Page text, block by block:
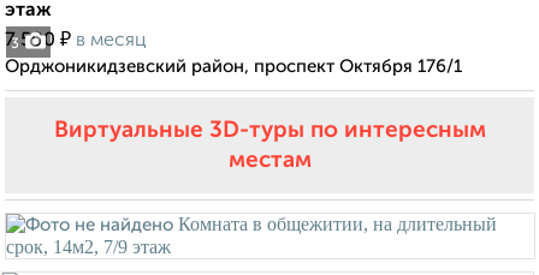
3
этаж
7 500 ₽ в месяц
Орджоникидзевский район, проспект Октября 176/1
Виртуальные 3D-туры по интересным
местам